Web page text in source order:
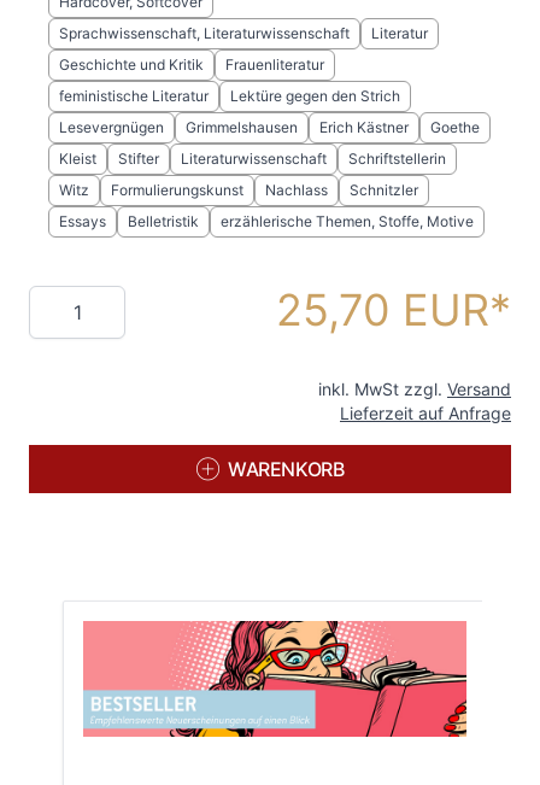
Sprachwissenschaft, Literaturwissenschaft
Literatur
Geschichte und Kritik
Frauenliteratur
feministische Literatur
Lektüre gegen den Strich
Lesevergnügen
Grimmelshausen Erich Kästner
Goethe
Kleist
Stifter Literaturwissenschaft
Schriftstellerin
Witz
Formulierungskunst Nachlass
Schnitzler
Essays
Belletristik erzählerische Themen, Stoffe, Motive
Menge 25,70 EUR
inkl. MwSt zzgl. Versand
Lieferzeit auf Anfrage
WARENKORB